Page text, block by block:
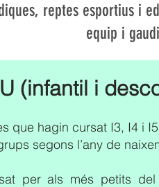
reptes esportius i
equip i
(infantil i
que hagin cursat I3, I4 i
segons l’any de
per als més petits